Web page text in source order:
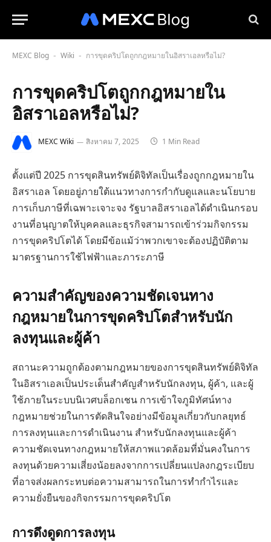
MEXC Blog - Wiki - การขุดคริปโตถูกกฎหมายในอิสราเอลหรือไม่?
การขุดคริปโตถูกกฎหมายใน
อิสราเอลหรือไม่?
MEXC Wiki สิงหาคม 7, 2025 1 Min Read
ตั้งแต่ปี 2025 การขุดสินทรัพย์ดิจิทัลเป็นเรื่องถูกกฎหมายใน
อิสราเอล โดยอยู่ภายใต้แนวทางการกำกับดูแลและนโยบาย
การเก็บภาษีที่เฉพาะเจาะจง รัฐบาลอิสราเอลได้ดำเนินกรอบ
งานที่อนุญาตให้บุคคลและธุรกิจสามารถเข้าร่วมกิจกรรม
การขุดคริปโตได้ โดยมีข้อแม้ว่าพวกเขาจะต้องปฏิบัติตาม
มาตรฐานการใช้ไฟฟ้าและภาระภาษี
ความสำคัญของความชัดเจนทาง
กฎหมายในการขุดคริปโตสำหรับนัก
ลงทุนและผู้ค้า
สถานะความถูกต้องตามกฎหมายของการขุดสินทรัพย์ดิจิทัล
ในอิสราเอลเป็นประเด็นสำคัญสำหรับนักลงทุน, ผู้ค้า, และผู้
ใช้ภายในระบบนิเวศบล็อกเชน การเข้าใจภูมิทัศน์ทาง
กฎหมายช่วยในการตัดสินใจอย่างมีข้อมูลเกี่ยวกับกลยุทธ์
การลงทุนและการดำเนินงาน สำหรับนักลงทุนและผู้ค้า
ความชัดเจนทางกฎหมายให้สภาพแวดล้อมที่มั่นคงในการ
ลงทุนด้วยความเสี่ยงน้อยลงจากการเปลี่ยนแปลงกฎระเบียบ
ที่อาจส่งผลกระทบต่อความสามารถในการทำกำไรและ
ความยั่งยืนของกิจกรรมการขุดคริปโต
การดึงดูดการลงทุน